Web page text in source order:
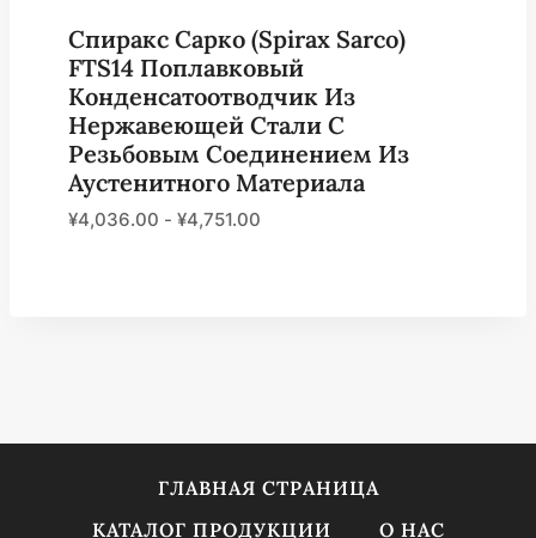
Спиракс Сарко (Spirax Sarco)
FTS14 Поплавковый
Конденсатоотводчик Из
Нержавеющей Стали С
Резьбовым Соединением Из
Аустенитного Материала
¥4,036.00 - ¥4,751.00
ГЛАВНАЯ СТРАНИЦА
КАТАЛОГ ПРОДУКЦИИ
О НАС